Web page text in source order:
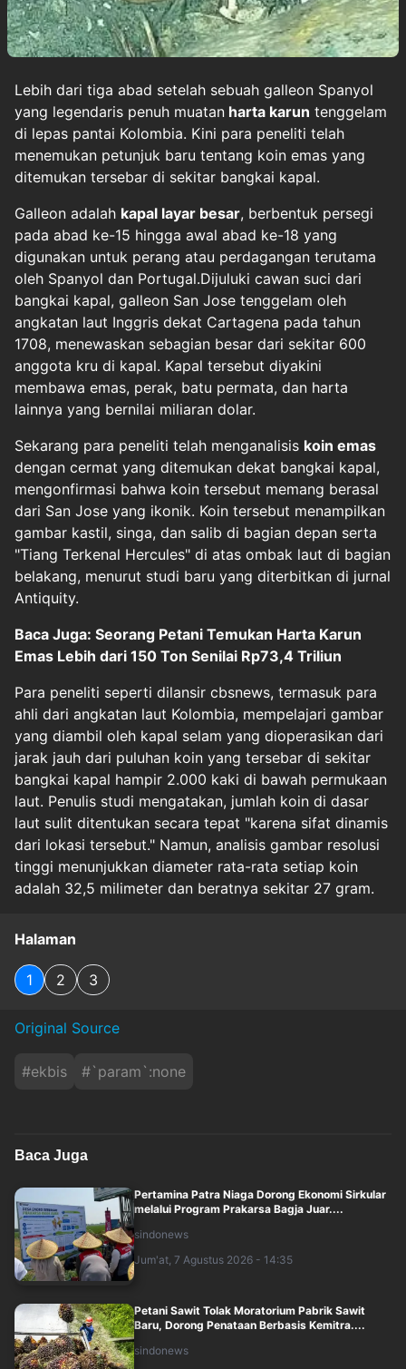
Lebih dari tiga abad setelah sebuah galleon Spanyol
yang legendaris penuh muatan harta karun tenggelam
di lepas pantai Kolombia. Kini para peneliti telah
menemukan petunjuk baru tentang koin emas yang
ditemukan tersebar di sekitar bangkai kapal.
Galleon adalah kapal layar besar, berbentuk persegi
pada abad ke-15 hingga awal abad ke-18 yang
digunakan untuk perang atau perdagangan terutama
oleh Spanyol dan Portugal.Dijuluki cawan suci dari
bangkai kapal, galleon San Jose tenggelam oleh
angkatan laut Inggris dekat Cartagena pada tahun
1708, menewaskan sebagian besar dari sekitar 600
anggota kru di kapal. Kapal tersebut diyakini
membawa emas, perak, batu permata, dan harta
lainnya yang bernilai miliaran dolar.
Sekarang para peneliti telah menganalisis koin emas
dengan cermat yang ditemukan dekat bangkai kapal,
mengonfirmasi bahwa koin tersebut memang berasal
dari San Jose yang ikonik. Koin tersebut menampilkan
gambar kastil, singa, dan salib di bagian depan serta
"Tiang Terkenal Hercules" di atas ombak laut di bagian
belakang, menurut studi baru yang diterbitkan di jurnal
Antiquity.
Baca Juga: Seorang Petani Temukan Harta Karun
Emas Lebih dari 150 Ton Senilai Rp73,4 Triliun
Para peneliti seperti dilansir cbsnews, termasuk para
ahli dari angkatan laut Kolombia, mempelajari gambar
yang diambil oleh kapal selam yang dioperasikan dari
jarak jauh dari puluhan koin yang tersebar di sekitar
bangkai kapal hampir 2.000 kaki di bawah permukaan
laut. Penulis studi mengatakan, jumlah koin di dasar
laut sulit ditentukan secara tepat "karena sifat dinamis
dari lokasi tersebut." Namun, analisis gambar resolusi
tinggi menunjukkan diameter rata-rata setiap koin
adalah 32,5 milimeter dan beratnya sekitar 27 gram.
Halaman
1 2 3
Original Source
#ekbis #`param`:none
Baca Juga
Pertamina Patra Niaga Dorong Ekonomi Sirkular
melalui Program Prakarsa Bagja Juar....
sindonews
Jum'at, 7 Agustus 2026 - 14:35
Petani Sawit Tolak Moratorium Pabrik Sawit
Baru, Dorong Penataan Berbasis Kemitra....
sindonews